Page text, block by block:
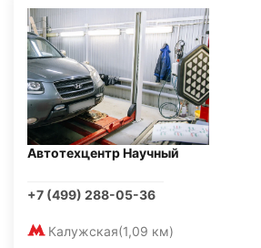
Автотехцентр Научный
+7 (499) 288-05-36
Калужская(1,09 км)